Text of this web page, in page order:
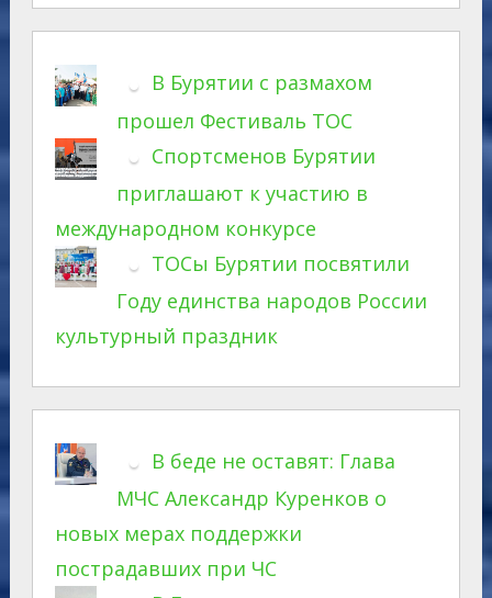
В Бурятии с размахом
прошел Фестиваль ТОС
Спортсменов Бурятии
приглашают к участию в
международном конкурсе
ТОСы Бурятии посвятили
Году единства народов России
культурный праздник
В беде не оставят: Глава
МЧС Александр Куренков о
новых мерах поддержки
пострадавших при ЧС